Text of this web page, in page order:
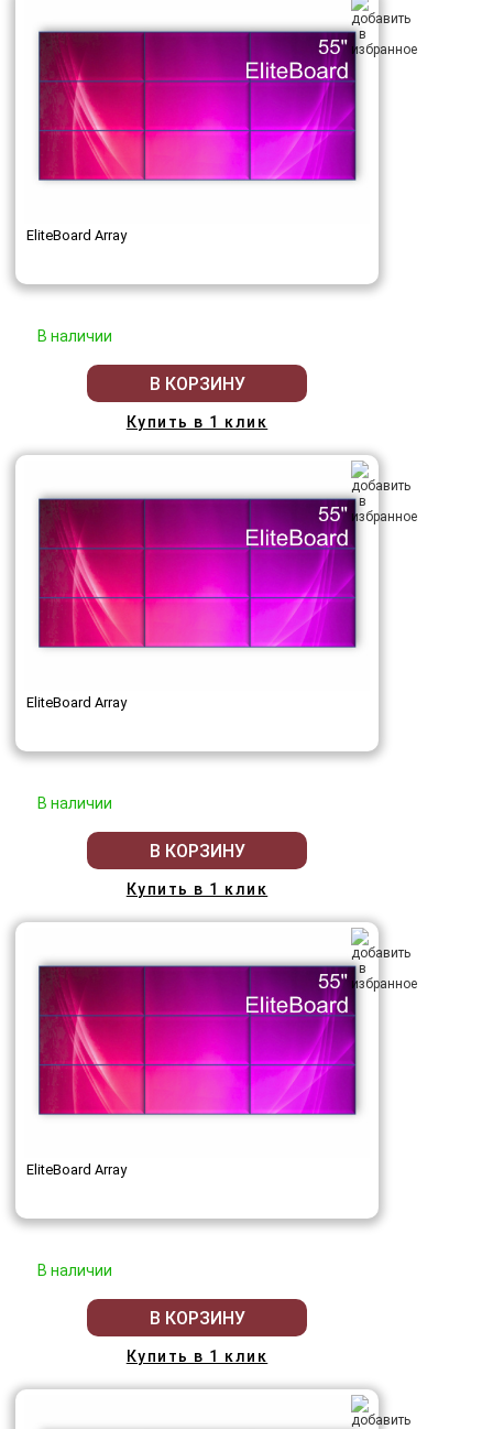
EliteBoard Array
В наличии
В КОРЗИНУ
Купить в 1 клик
EliteBoard Array
В наличии
В КОРЗИНУ
Купить в 1 клик
EliteBoard Array
В наличии
В КОРЗИНУ
Купить в 1 клик